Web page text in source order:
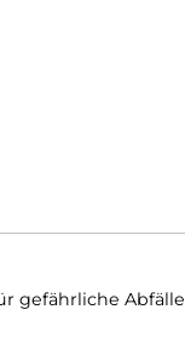
gefährliche Abfälle